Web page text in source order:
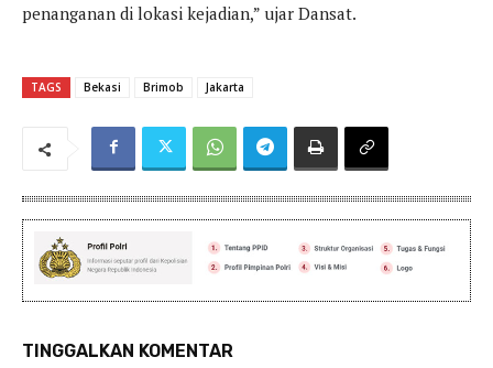
penanganan di lokasi kejadian,” ujar Dansat.
TAGS Bekasi Brimob Jakarta
TINGGALKAN KOMENTAR